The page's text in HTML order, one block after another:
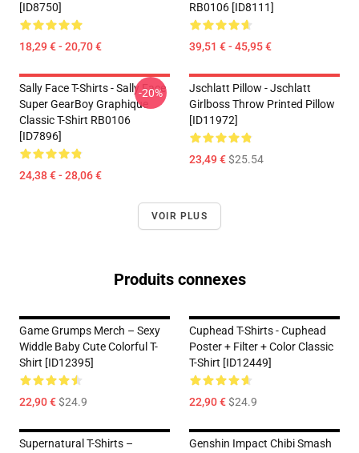
[ID8750]
18,29 € - 20,70 €
RB0106 [ID8111]
39,51 € - 45,95 €
Sally Face T-Shirts - Sally Face
Super GearBoy Graphique
Classic T-Shirt RB0106
[ID7896]
24,38 € - 28,06 €
-20%
Jschlatt Pillow - Jschlatt
Girlboss Throw Printed Pillow
[ID11972]
23,49 €$25.54
VOIR PLUS
Produits connexes
Game Grumps Merch – Sexy
Widdle Baby Cute Colorful T-
Shirt [ID12395]
22,90 €$24.9
Cuphead T-Shirts - Cuphead
Poster + Filter + Color Classic
T-Shirt [ID12449]
22,90 €$24.9
Supernatural T-Shirts –
Genshin Impact Chibi Smash